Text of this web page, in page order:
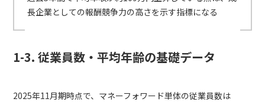
長企業としての報酬競争力の高さを示す指標になる
1-3. 従業員数・平均年齢の基礎データ
2025年11月期時点で、マネーフォワード単体の従業員数は